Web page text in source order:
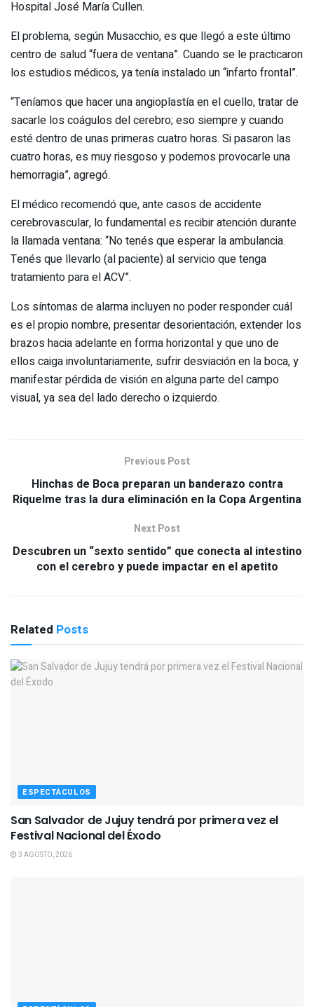
Hospital José María Cullen.
El problema, según Musacchio, es que llegó a este último
centro de salud “fuera de ventana”. Cuando se le practicaron
los estudios médicos, ya tenía instalado un “infarto frontal”.
“Teníamos que hacer una angioplastía en el cuello, tratar de
sacarle los coágulos del cerebro; eso siempre y cuando
esté dentro de unas primeras cuatro horas. Si pasaron las
cuatro horas, es muy riesgoso y podemos provocarle una
hemorragia”, agregó.
El médico recomendó que, ante casos de accidente
cerebrovascular, lo fundamental es recibir atención durante
la llamada ventana: “No tenés que esperar la ambulancia.
Tenés que llevarlo (al paciente) al servicio que tenga
tratamiento para el ACV”.
Los síntomas de alarma incluyen no poder responder cuál
es el propio nombre, presentar desorientación, extender los
brazos hacia adelante en forma horizontal y que uno de
ellos caiga involuntariamente, sufrir desviación en la boca, y
manifestar pérdida de visión en alguna parte del campo
visual, ya sea del lado derecho o izquierdo.
Previous Post
Hinchas de Boca preparan un banderazo contra
Riquelme tras la dura eliminación en la Copa Argentina
Next Post
Descubren un “sexto sentido” que conecta al intestino
con el cerebro y puede impactar en el apetito
Related Posts
ESPECTÁCULOS
San Salvador de Jujuy tendrá por primera vez el
Festival Nacional del Éxodo
3 AGOSTO, 2026